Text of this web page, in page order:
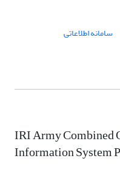
سامانه اطلاعاتی
IRI Army Combined
Information System